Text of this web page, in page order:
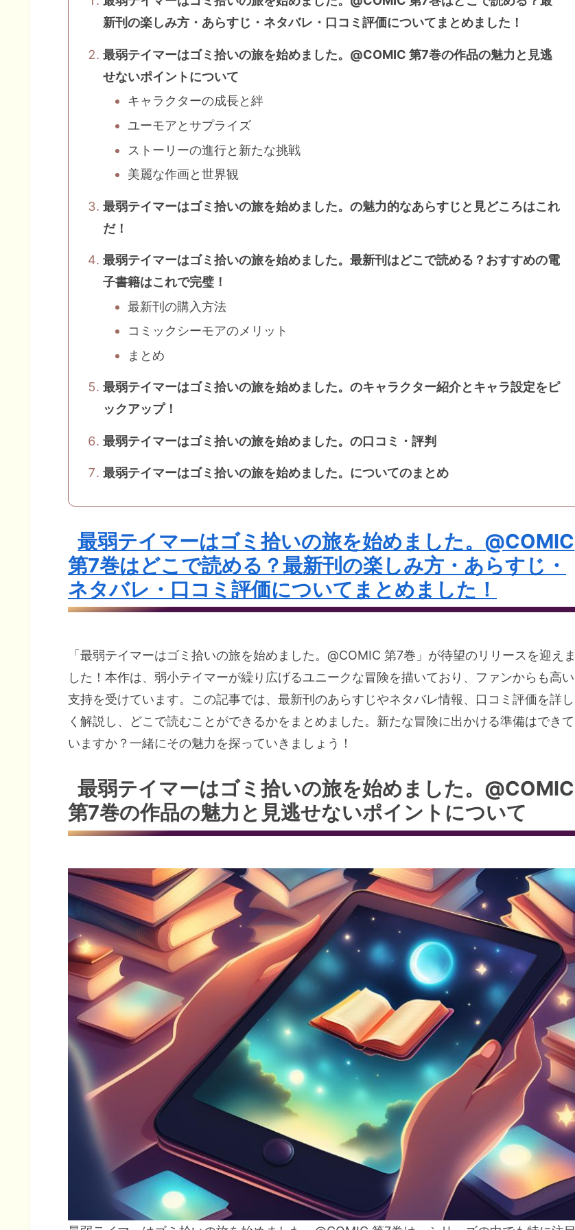
新刊の楽しみ方・あらすじ・ネタバレ・口コミ評価についてまとめました！
最弱テイマーはゴミ拾いの旅を始めました。@COMIC 第7巻の作品の魅力と見逃
せないポイントについて
キャラクターの成長と絆
ユーモアとサプライズ
ストーリーの進行と新たな挑戦
美麗な作画と世界観
最弱テイマーはゴミ拾いの旅を始めました。の魅力的なあらすじと見どころはこれ
だ！
最弱テイマーはゴミ拾いの旅を始めました。最新刊はどこで読める？おすすめの電
子書籍はこれで完璧！
最新刊の購入方法
コミックシーモアのメリット
まとめ
最弱テイマーはゴミ拾いの旅を始めました。のキャラクター紹介とキャラ設定をピ
ックアップ！
最弱テイマーはゴミ拾いの旅を始めました。の口コミ・評判
最弱テイマーはゴミ拾いの旅を始めました。についてのまとめ
最弱テイマーはゴミ拾いの旅を始めました。@COMIC
第7巻はどこで読める？最新刊の楽しみ方・あらすじ・
ネタバレ・口コミ評価についてまとめました！
「最弱テイマーはゴミ拾いの旅を始めました。@COMIC 第7巻」が待望のリリースを迎えま
した！本作は、弱小テイマーが繰り広げるユニークな冒険を描いており、ファンからも高い
支持を受けています。この記事では、最新刊のあらすじやネタバレ情報、口コミ評価を詳し
く解説し、どこで読むことができるかをまとめました。新たな冒険に出かける準備はできて
いますか？一緒にその魅力を探っていきましょう！
最弱テイマーはゴミ拾いの旅を始めました。@COMIC
第7巻の作品の魅力と見逃せないポイントについて